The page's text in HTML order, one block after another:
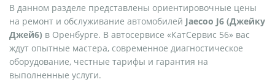
В данном разделе представлены ориентировочные цены
на ремонт и обслуживание автомобилей Jaecoo J6 (Джейку
Джей6) в Оренбурге. В автосервисе «КатСервис 56» вас
ждут опытные мастера, современное диагностическое
оборудование, честные тарифы и гарантия на
выполненные услуги.